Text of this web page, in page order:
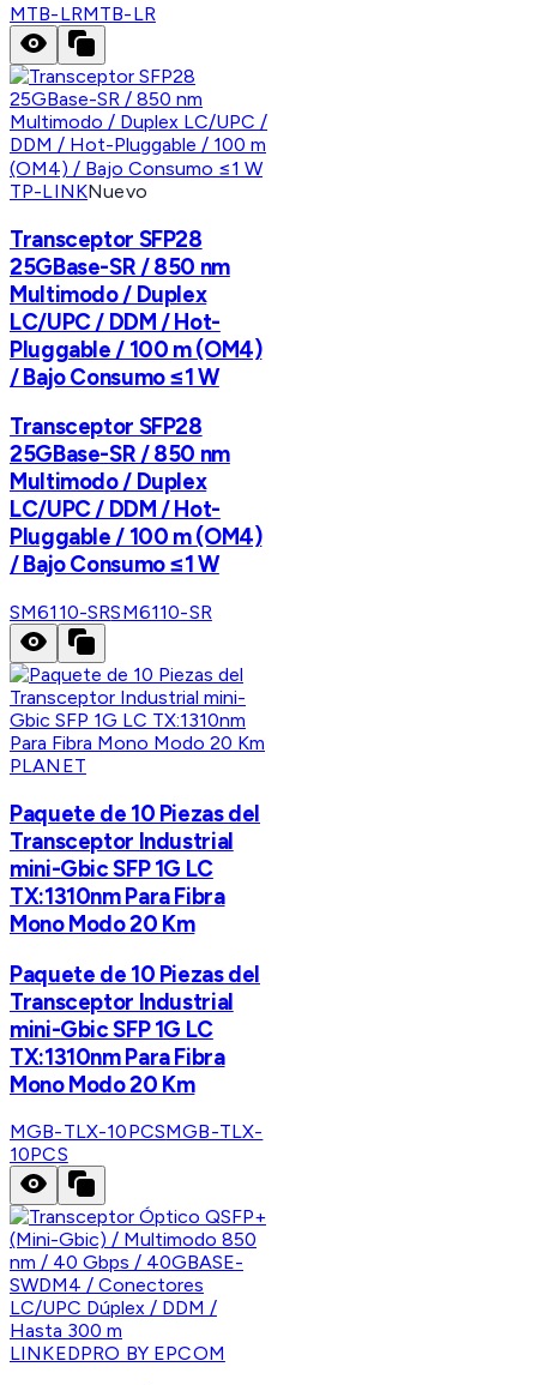
MTB-LRMTB-LR
TP-LINKNuevo
Transceptor SFP28
25GBase-SR / 850 nm
Multimodo / Duplex
LC/UPC / DDM / Hot-
Pluggable / 100 m (OM4)
/ Bajo Consumo ≤1 W
Transceptor SFP28
25GBase-SR / 850 nm
Multimodo / Duplex
LC/UPC / DDM / Hot-
Pluggable / 100 m (OM4)
/ Bajo Consumo ≤1 W
SM6110-SRSM6110-SR
PLANET
Paquete de 10 Piezas del
Transceptor Industrial
mini-Gbic SFP 1G LC
TX:1310nm Para Fibra
Mono Modo 20 Km
Paquete de 10 Piezas del
Transceptor Industrial
mini-Gbic SFP 1G LC
TX:1310nm Para Fibra
Mono Modo 20 Km
MGB-TLX-10PCSMGB-TLX-
10PCS
LINKEDPRO BY EPCOM